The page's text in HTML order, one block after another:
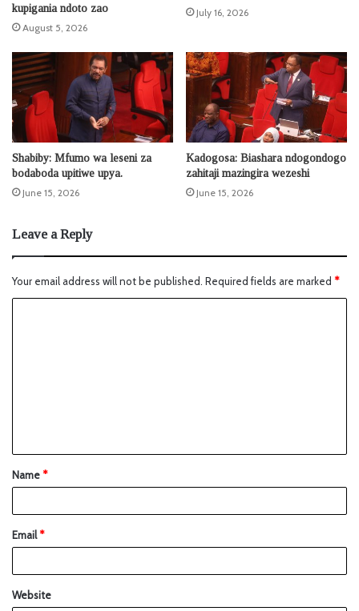
kupigania ndoto zao
August 5, 2026
July 16, 2026
Shabiby: Mfumo wa leseni za
bodaboda upitiwe upya.
June 15, 2026
Kadogosa: Biashara ndogondogo
zahitaji mazingira wezeshi
June 15, 2026
Leave a Reply
Your email address will not be published. Required fields are marked *
Name*
Email*
Website